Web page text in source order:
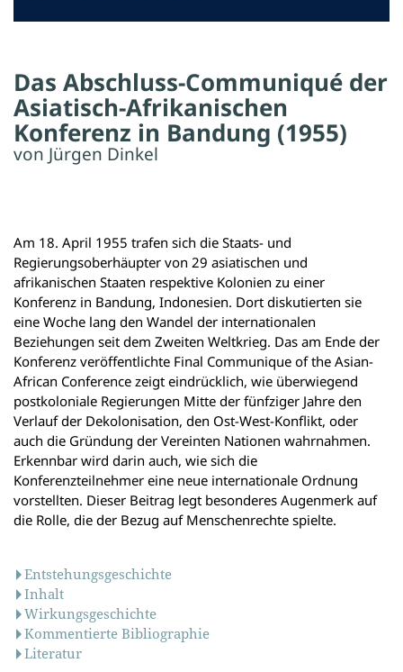
Das Abschluss-Communiqué der
Asiatisch-Afrikanischen
Konferenz in Bandung (1955)
von Jürgen Dinkel
Am 18. April 1955 trafen sich die Staats- und
Regierungsoberhäupter von 29 asiatischen und
afrikanischen Staaten respektive Kolonien zu einer
Konferenz in Bandung, Indonesien. Dort diskutierten sie
eine Woche lang den Wandel der internationalen
Beziehungen seit dem Zweiten Weltkrieg. Das am Ende der
Konferenz veröffentlichte Final Communique of the Asian-
African Conference zeigt eindrücklich, wie überwiegend
postkoloniale Regierungen Mitte der fünfziger Jahre den
Verlauf der Dekolonisation, den Ost-West-Konflikt, oder
auch die Gründung der Vereinten Nationen wahrnahmen.
Erkennbar wird darin auch, wie sich die
Konferenzteilnehmer eine neue internationale Ordnung
vorstellten. Dieser Beitrag legt besonderes Augenmerk auf
die Rolle, die der Bezug auf Menschenrechte spielte.
Entstehungsgeschichte
Inhalt
Wirkungsgeschichte
Kommentierte Bibliographie
Literatur